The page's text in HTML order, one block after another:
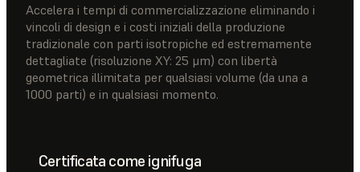
Accelera i tempi di commercializzazione eliminando i
vincoli di design e i costi iniziali della produzione
tradizionale con parti isotropiche ed estremamente
dettagliate (risoluzione XY: 25 μm) con libertà
geometrica illimitata per qualsiasi volume (da una a
1000 parti) e in qualsiasi momento.
Certificata come ignifuga